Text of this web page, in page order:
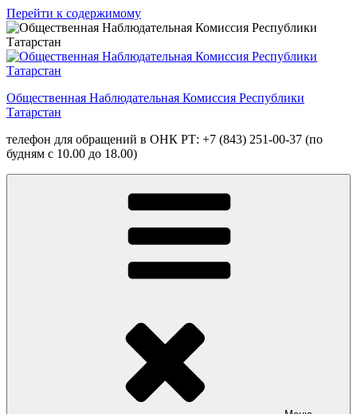
Перейти к содержимому
Общественная Наблюдательная Комиссия Республики
Татарстан
телефон для обращений в ОНК РТ: +7 (843) 251-00-37 (по
будням с 10.00 до 18.00)